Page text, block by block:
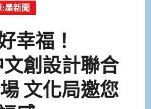
墨新聞
幸福！
文創設計聯合
文化局邀您